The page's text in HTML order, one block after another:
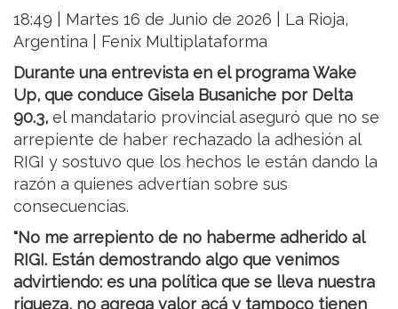
18:49 | Martes 16 de Junio de 2026 | La Rioja,
Argentina | Fenix Multiplataforma
Durante una entrevista en el programa Wake
Up, que conduce Gisela Busaniche por Delta
90.3, el mandatario provincial aseguró que no se
arrepiente de haber rechazado la adhesión al
RIGI y sostuvo que los hechos le están dando la
razón a quienes advertían sobre sus
consecuencias.
"No me arrepiento de no haberme adherido al
RIGI. Están demostrando algo que venimos
advirtiendo: es una política que se lleva nuestra
riqueza, no agrega valor acá y tampoco tienen